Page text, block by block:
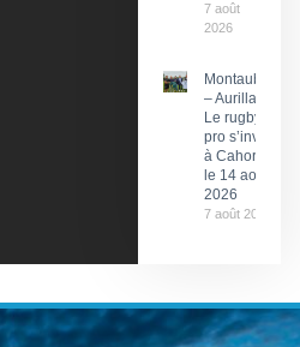
7 août
2026
Montauban
– Aurillac :
Le rugby
pro s’invite
à Cahors
le 14 août
2026
7 août 2026